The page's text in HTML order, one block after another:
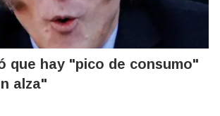
que hay "pico de consumo"
alza"